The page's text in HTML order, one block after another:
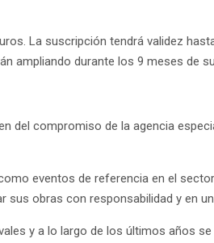
La suscripción tendrá validez
ampliando durante los 9 meses de
del compromiso de la agencia
eventos de referencia en el
obras con responsabilidad y en
y a lo largo de los últimos años se